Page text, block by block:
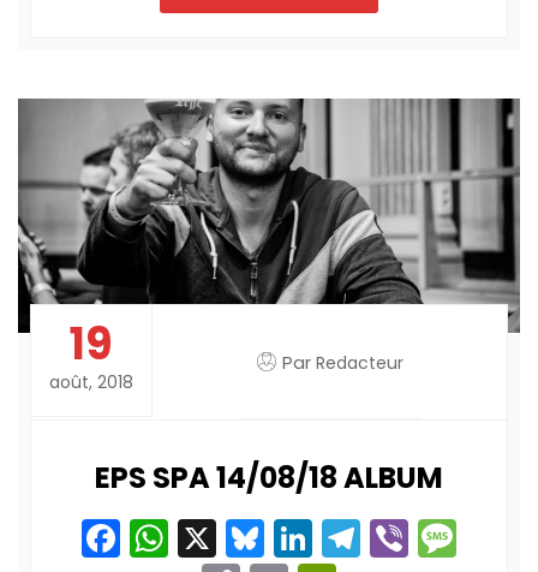
19
août, 2018
Par Redacteur
EPS SPA 14/08/18 ALBUM
Facebook
WhatsApp
X Bluesky
LinkedIn
Telegram
Viber